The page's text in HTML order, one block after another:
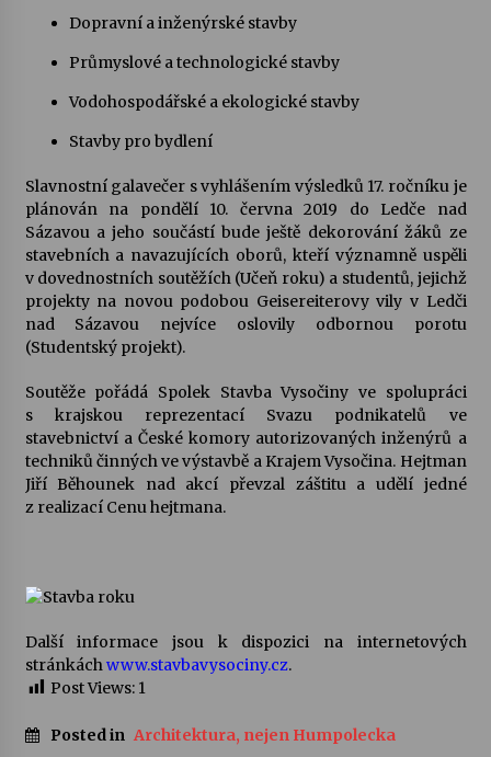
Vysočinka
17. 7. 2026
Ozvěny prázdnin
14. 7. 2026
Za kulturou kousek za Humpolec. V Želivě ožije
odkaz Josefa Čapka
13. 7. 2026
Varhanní recitál Michala Novenka v Klášteře
Želiv
3. 7. 2026
Petr Adamec – Malovaný svět
30. 6. 2026
Dopravní a inženýrské stavby
Průmyslové a technologické stavby
Vodohospodářské a ekologické stavby
Stavby pro bydlení
Slavnostní galavečer s vyhlášením výsledků 17. ročníku je
plánován na pondělí 10. června 2019 do Ledče nad
Sázavou a jeho součástí bude ještě dekorování žáků ze
stavebních a navazujících oborů, kteří významně uspěli
v dovednostních soutěžích (Učeň roku) a studentů, jejichž
projekty na novou podobou Geisereiterovy vily v Ledči
nad Sázavou nejvíce oslovily odbornou porotu
(Studentský projekt).
Soutěže pořádá Spolek Stavba Vysočiny ve spolupráci
s krajskou reprezentací Svazu podnikatelů ve
stavebnictví a České komory autorizovaných inženýrů a
techniků činných ve výstavbě a Krajem Vysočina. Hejtman
Jiří Běhounek nad akcí převzal záštitu a udělí jedné
z realizací Cenu hejtmana.
Další informace jsou k dispozici na internetových
stránkáchwww.stavbavysociny.cz.
Post Views: 1
Posted in Architektura, nejen Humpolecka